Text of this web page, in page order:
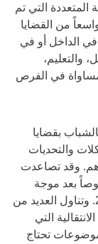
المتعددة التي تم
من القضايا
الداخل أو في
والتعليم،
في الفرص
بقضايا
والتحديات
وقد تصاعدت
بعد موجة
الانتفاضات التي ضربت المنطقة في عام 2011. وتناول العديد من
التي
موضوعات تحتاج